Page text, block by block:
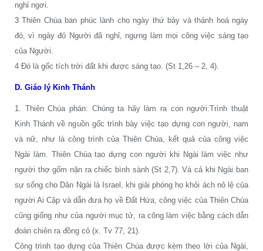
nghỉ ngơi.
3 Thiên Chúa ban phúc lành cho ngày thứ bảy và thánh hoá ngày
đó, vì ngày đó Người đã nghỉ, ngưng làm mọi công việc sáng tạo
của Người.
4 Đó là gốc tích trời đất khi được sáng tạo. (St 1,26 – 2, 4).
D. Giáo lý Kinh Thánh
1. Thiên Chúa phán: Chúng ta hãy làm ra con người.Trình thuật
Kinh Thánh về nguồn gốc trình bày việc tạo dựng con người, nam
và nữ, như là công trình của Thiên Chúa, kết quả của công việc
Ngài làm. Thiên Chúa tạo dựng con người khi Ngài làm việc như
người thợ gốm nặn ra chiếc bình sành (St 2,7). Và cả khi Ngài ban
sự sống cho Dân Ngài là Israel, khi giải phóng họ khỏi ách nô lệ của
người Ai Cập và dẫn đưa họ về Đất Hứa, công việc của Thiên Chúa
cũng giống như của người mục tử, ra công làm việc bằng cách dẫn
đoàn chiên ra đồng cỏ (x. Tv 77, 21).
Công trình tạo dựng của Thiên Chúa được kèm theo lời của Ngài,